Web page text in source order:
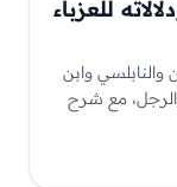
للعزباء
وابن
والرجل، مع شرح